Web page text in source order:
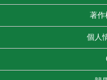
著作
個人